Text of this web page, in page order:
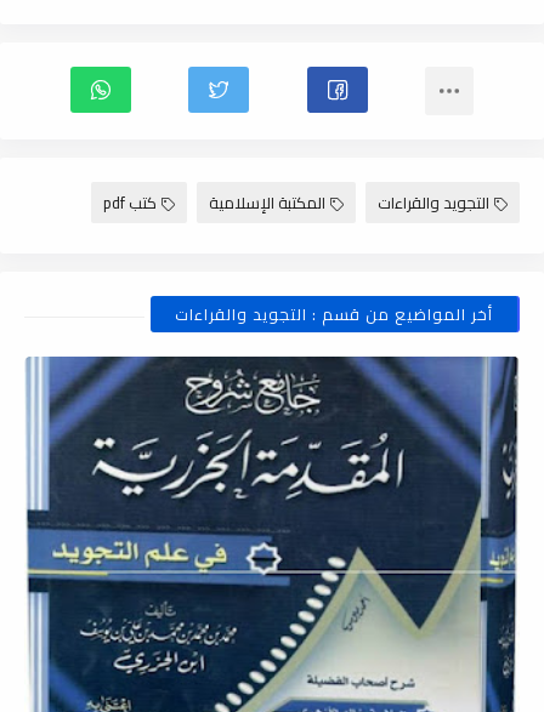
التجويد والقراءات المكتبة الإسلامية كتب pdf
أخر المواضيع من قسم : التجويد والقراءات